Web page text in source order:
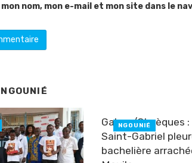
nom, mon e-mail et mon site dans le
NGOUNIÉ
Gabon/Obsèques
Saint-Gabriel
bachelière
NGOUNIÉ